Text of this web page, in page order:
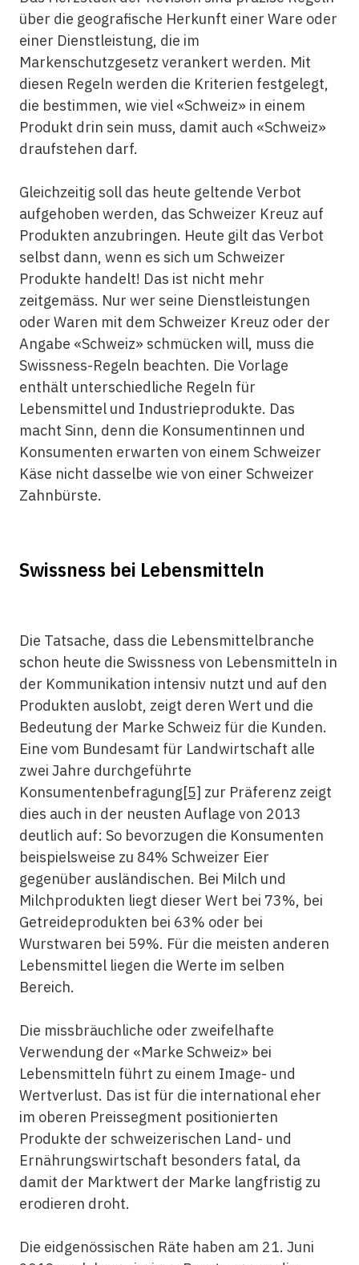
über die geografische Herkunft einer Ware oder
einer Dienstleistung, die im
Markenschutzgesetz verankert werden. Mit
diesen Regeln werden die Kriterien festgelegt,
die bestimmen, wie viel «Schweiz» in einem
Produkt drin sein muss, damit auch «Schweiz»
draufstehen darf.
Gleichzeitig soll das heute geltende Verbot
aufgehoben werden, das Schweizer Kreuz auf
Produkten anzubringen. Heute gilt das Verbot
selbst dann, wenn es sich um Schweizer
Produkte handelt! Das ist nicht mehr
zeitgemäss. Nur wer seine Dienstleistungen
oder Waren mit dem Schweizer Kreuz oder der
Angabe «Schweiz» schmücken will, muss die
Swissness-Regeln beachten. Die Vorlage
enthält unterschiedliche Regeln für
Lebensmittel und Industrieprodukte. Das
macht Sinn, denn die Konsumentinnen und
Konsumenten erwarten von einem Schweizer
Käse nicht dasselbe wie von einer Schweizer
Zahnbürste.
Swissness bei Lebensmitteln
Die Tatsache, dass die Lebensmittelbranche
schon heute die Swissness von Lebensmitteln in
der Kommunikation intensiv nutzt und auf den
Produkten auslobt, zeigt deren Wert und die
Bedeutung der Marke Schweiz für die Kunden.
Eine vom Bundesamt für Landwirtschaft alle
zwei Jahre durchgeführte
Konsumentenbefragung[5] zur Präferenz zeigt
dies auch in der neusten Auflage von 2013
deutlich auf: So bevorzugen die Konsumenten
beispielsweise zu 84% Schweizer Eier
gegenüber ausländischen. Bei Milch und
Milchprodukten liegt dieser Wert bei 73%, bei
Getreideprodukten bei 63% oder bei
Wurstwaren bei 59%. Für die meisten anderen
Lebensmittel liegen die Werte im selben
Bereich.
Die missbräuchliche oder zweifelhafte
Verwendung der «Marke Schweiz» bei
Lebensmitteln führt zu einem Image- und
Wertverlust. Das ist für die international eher
im oberen Preissegment positionierten
Produkte der schweizerischen Land- und
Ernährungswirtschaft besonders fatal, da
damit der Marktwert der Marke langfristig zu
erodieren droht.
Die eidgenössischen Räte haben am 21. Juni